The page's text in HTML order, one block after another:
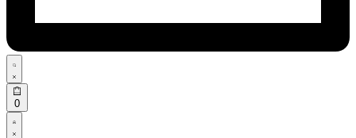
Search
open
0Open
cart
Open
Account